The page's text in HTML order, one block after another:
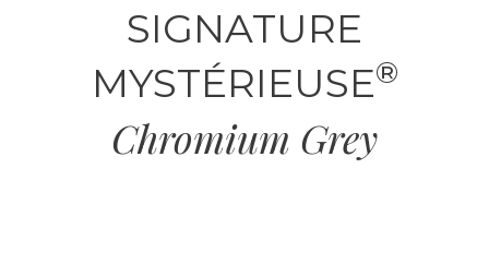
SIGNATURE
MYSTÉRIEUSE®
Chromium Grey